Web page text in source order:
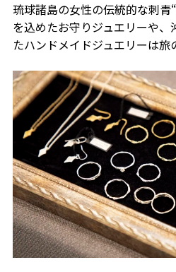
琉球諸島の女性の伝統的な刺青
を込めたお守りジュエリーや
たハンドメイドジュエリーは旅